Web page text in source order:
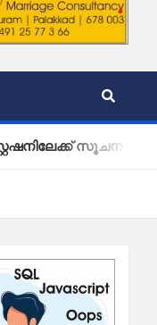
സൂചന ബോർഡ്